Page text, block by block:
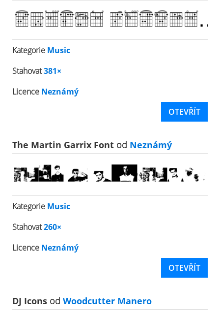
Kategorie Music
Stahovat381×
Licence Neznámý
OTEVŘÍT
The Martin Garrix Font od Neznámý
Kategorie Music
Stahovat260×
Licence Neznámý
OTEVŘÍT
DJ Icons od Woodcutter Manero